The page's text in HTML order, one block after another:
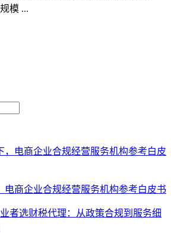
模 ...
电商企业合规经营服务机构参考白皮书
者选财税代理：从政策合规到服务细